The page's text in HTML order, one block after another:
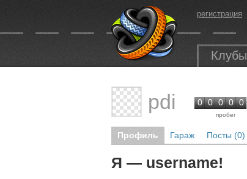
регистрация
Клубы
pdi 0 0 0 0 0
пробег
Профиль Гараж Посты (0)
Я — username!